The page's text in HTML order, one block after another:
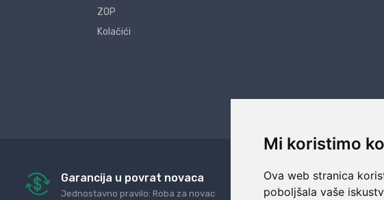
Mi koristimo
Ova web stranica
poboljšala vaše
ZOP
Kolačići
Garancija u povrat novaca
Jednostavno pravilo: Roba za novac
24/7 odlična
Naši agenti uvijek na